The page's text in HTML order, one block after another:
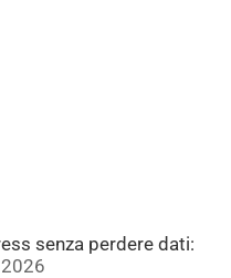
senza perdere dati: